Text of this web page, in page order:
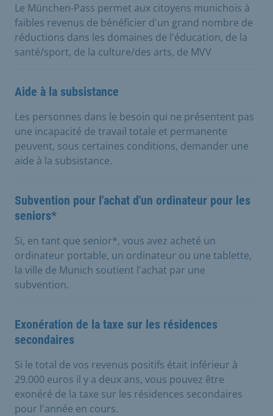
Le München-Pass permet aux citoyens munichois à
faibles revenus de bénéficier d'un grand nombre de
réductions dans les domaines de l'éducation, de la
santé/sport, de la culture/des arts, de MVV
Aide à la subsistance
Les personnes dans le besoin qui ne présentent pas
une incapacité de travail totale et permanente
peuvent, sous certaines conditions, demander une
aide à la subsistance.
Subvention pour l'achat d'un ordinateur pour les
seniors*
Si, en tant que senior*, vous avez acheté un
ordinateur portable, un ordinateur ou une tablette,
la ville de Munich soutient l'achat par une
subvention.
Exonération de la taxe sur les résidences
secondaires
Si le total de vos revenus positifs était inférieur à
29.000 euros il y a deux ans, vous pouvez être
exonéré de la taxe sur les résidences secondaires
pour l'année en cours.